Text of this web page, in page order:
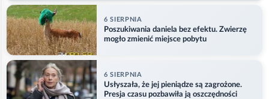
6 SIERPNIA
Poszukiwania daniela bez efektu. Zwierzę
mogło zmienić miejsce pobytu
6 SIERPNIA
Usłyszała, że jej pieniądze są zagrożone.
Presja czasu pozbawiła ją oszczędności